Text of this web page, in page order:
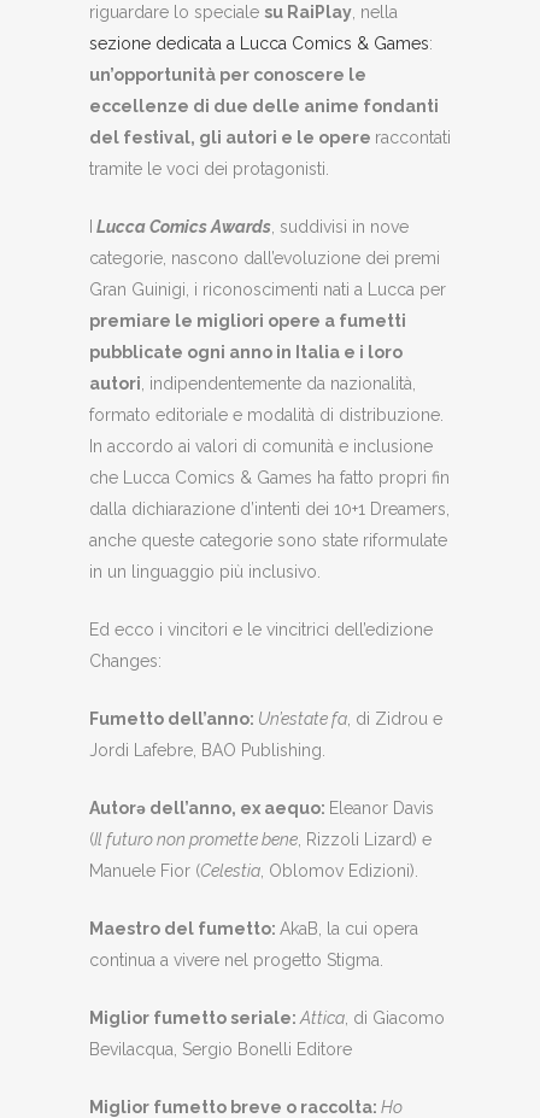
riguardare lo speciale su RaiPlay , nella
sezione dedicata a Lucca Comics & Games:
un’opportunità per conoscere le
eccellenze di due delle anime fondanti
del festival, gli autori e le opere raccontati
tramite le voci dei protagonisti.
I Lucca Comics Awards , suddivisi in nove
categorie, nascono dall’evoluzione dei premi
Gran Guinigi, i riconoscimenti nati a Lucca per
premiare le migliori opere a fumetti
pubblicate ogni anno in Italia e i loro
autori , indipendentemente da nazionalità,
formato editoriale e modalità di distribuzione.
In accordo ai valori di comunità e inclusione
che Lucca Comics & Games ha fatto propri fin
dalla dichiarazione d’intenti dei 10+1 Dreamers,
anche queste categorie sono state riformulate
in un linguaggio più inclusivo.
Ed ecco i vincitori e le vincitrici dell’edizione
Changes:
Fumetto dell’anno: Un’estate fa , di Zidrou e
Jordi Lafebre, BAO Publishing.
Autorǝ dell’anno, ex aequo: Eleanor Davis
(Il futuro non promette bene , Rizzoli Lizard) e
Manuele Fior (Celestia , Oblomov Edizioni).
Maestro del fumetto: AkaB, la cui opera
continua a vivere nel progetto Stigma.
Miglior fumetto seriale: Attica , di Giacomo
Bevilacqua, Sergio Bonelli Editore
Miglior fumetto breve o raccolta: Ho